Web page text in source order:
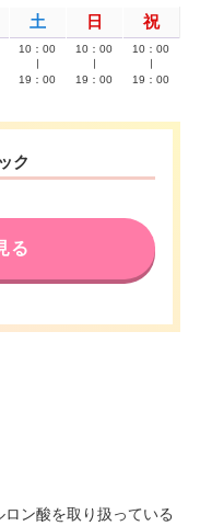
土 日 祝
10：00
19：00
10：00
19：00
10：00
19：00
ク
る
ン酸を取り扱っている